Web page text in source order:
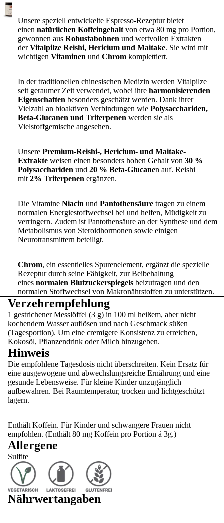
Unsere speziell entwickelte Espresso-Rezeptur bietet
einen natürlichen Koffeingehalt von etwa 80 mg pro Portion,
gewonnen aus Robustabohnen und wertvollen Extrakten
der Vitalpilze Reishi, Hericium und Maitake. Sie wird mit
wichtigen Vitaminen und Chrom komplettiert.
In der traditionellen chinesischen Medizin werden Vitalpilze
seit geraumer Zeit verwendet, wobei ihre harmonisierenden
Eigenschaften besonders geschätzt werden. Dank ihrer
Vielzahl an bioaktiven Verbindungen wie Polysacchariden,
Beta-Glucanen und Triterpenen werden sie als
Vielstoffgemische angesehen.
Unsere Premium-Reishi-, Hericium- und Maitake-
Extrakte weisen einen besonders hohen Gehalt von 30 %
Polysacchariden und 20 % Beta-Glucanen auf. Reishi
mit 2% Triterpenen ergänzen.
Die Vitamine Niacin und Pantothensäure tragen zu einem
normalen Energiestoffwechsel bei und helfen, Müdigkeit zu
verringern. Zudem ist Pantothensäure an der Synthese und dem
Metabolismus von Steroidhormonen sowie einigen
Neurotransmittern beteiligt.
Chrom, ein essentielles Spurenelement, ergänzt die spezielle
Rezeptur durch seine Fähigkeit, zur Beibehaltung
eines normalen Blutzuckerspiegels beizutragen und den
normalen Stoffwechsel von Makronährstoffen zu unterstützen.
Verzehrempfehlung
1 gestrichener Messlöffel (3 g) in 100 ml heißem, aber nicht
kochendem Wasser auflösen und nach Geschmack süßen
(Tagesportion). Um eine cremigere Konsistenz zu erreichen,
Kokosöl, Pflanzendrink oder Milch hinzugeben.
Hinweis
Die empfohlene Tagesdosis nicht überschreiten. Kein Ersatz für
eine ausgewogene und abwechslungsreiche Ernährung und eine
gesunde Lebensweise. Für kleine Kinder unzugänglich
aufbewahren. Bei Raumtemperatur, trocken und lichtgeschützt
lagern.
Enthält Koffein. Für Kinder und schwangere Frauen nicht
empfohlen. (Enthält 80 mg Koffein pro Portion á 3g.)
Allergene
Sulfite
Nährwertangaben